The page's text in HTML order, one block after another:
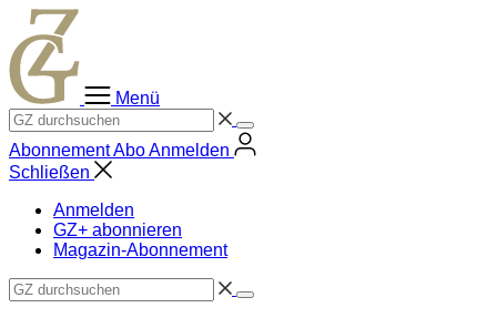
Zum
Inhalt
springen
Menü
AbonnementAboAnmelden
Schließen
Anmelden
GZ+ abonnieren
Magazin-Abonnement